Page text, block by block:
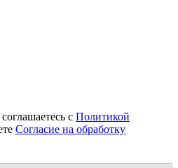
с Политикой
Согласие на обработку